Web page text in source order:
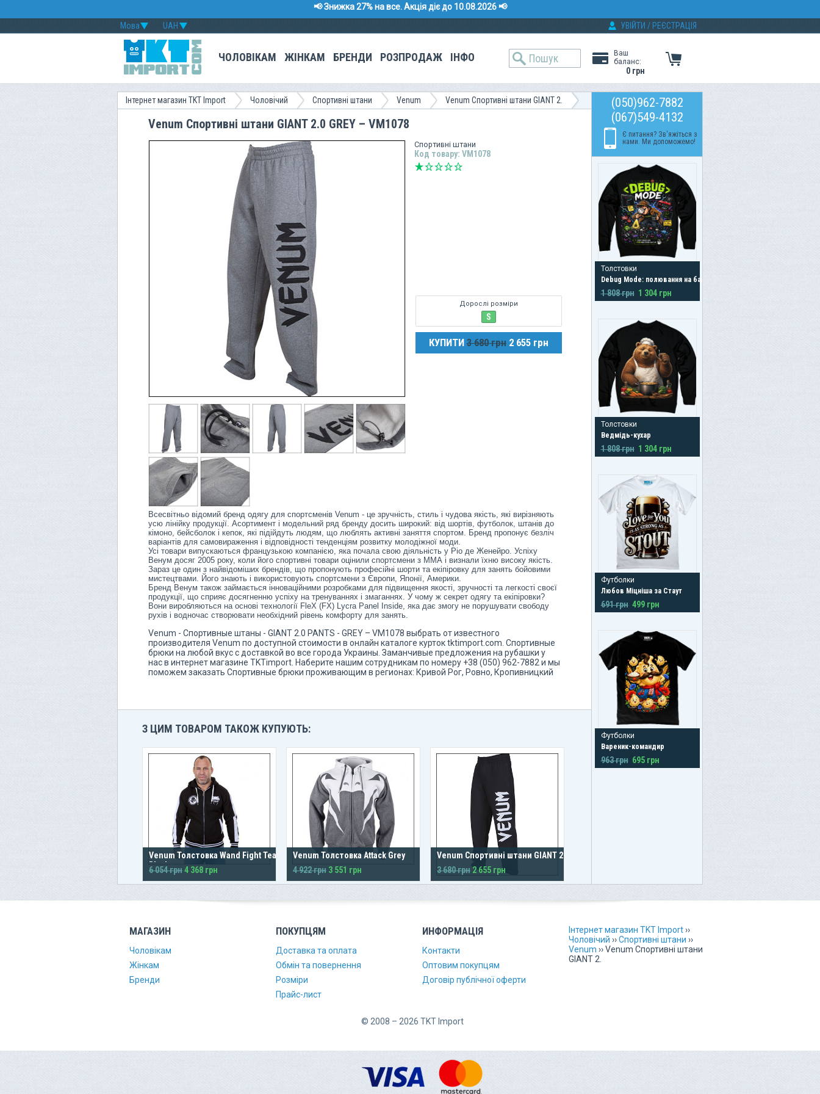
📢 Знижка 27% на все. Акція діє до 10.08.2026 📢
UAH
Мова УВІЙТИ / РЕЄСТРАЦІЯ
Ваш
баланс:
0 грн
ЧОЛОВІКАМ ЖІНКАМ БРЕНДИ РОЗПРОДАЖ ІНФО
Інтернет магазин TKT Import Чоловічий Спортивні штани Venum Venum Спортивні штани GIANT 2.
Venum Спортивні штани GIANT 2.0 GREY – VM1078
Спортивні штани
Код товару: VM1078
Дорослі розміри
S
КУПИТИ 3 680 грн 2 655 грн
Всесвітньо відомий бренд одягу для спортсменів Venum - це зручність, стиль і чудова якість, які вирізняють
усю лінійку продукції. Асортимент і модельний ряд бренду досить широкий: від шортів, футболок, штанів до
кімоно, бейсболок і кепок, які підійдуть людям, що люблять активні заняття спортом. Бренд пропонує безліч
варіантів для самовираження і відповідності тенденціям розвитку молодіжної моди.
Усі товари випускаються французькою компанією, яка почала свою діяльність у Ріо де Женейро. Успіху
Венум досяг 2005 року, коли його спортивні товари оцінили спортсмени з ММА і визнали їхню високу якість.
Зараз це один з найвідоміших брендів, що пропонують професійні шорти та екіпіровку для занять бойовими
мистецтвами. Його знають і використовують спортсмени з Європи, Японії, Америки.
Бренд Венум також займається інноваційними розробками для підвищення якості, зручності та легкості своєї
продукції, що сприяє досягненню успіху на тренуваннях і змаганнях. У чому ж секрет одягу та екіпіровки?
Вони виробляються на основі технології FleX (FX) Lycra Panel Inside, яка дає змогу не порушувати свободу
рухів і водночас створювати необхідний рівень комфорту для занять.
Venum - Спортивные штаны - GIANT 2.0 PANTS - GREY – VM1078 выбрать от известного
производителя Venum по доступной стоимости в онлайн каталоге курток tktimport.com. Спортивные
брюки на любой вкус с доставкой во все города Украины. Заманчивые предложения на рубашки у
нас в интернет магазине TKTimport. Наберите нашим сотрудникам по номеру +38 (050) 962-7882 и мы
поможем заказать Спортивные брюки проживающим в регионах: Кривой Рог, Ровно, Кропивницкий
З ЦИМ ТОВАРОМ ТАКОЖ КУПУЮТЬ:
Venum Толстовка Wand Fight Team
Black
6 054 грн4 368 грн
Venum Толстовка Attack Grey
4 922 грн 3 551 грн
Venum Спортивні штани GIANT 2.0
3 680 грн 2 655 грн
(050)962-7882
(067)549-4132
Є питання? Зв'яжіться з
нами. Ми допоможемо!
Толстовки
Debug Mode: полювання на баги
1 808 грн 1 304 грн
Толстовки
Ведмідь-кухар
1 808 грн 1 304 грн
Футболки
Любов Міцніша за Стаут
691 грн 499 грн
Футболки
Вареник-командир
963 грн 695 грн
МАГАЗИН
Чоловікам
Жінкам
Бренди
ПОКУПЦЯМ
Доставка та оплата
Обмін та повернення
Розміри
Прайс-лист
ИНФОРМАЦІЯ
Контакти
Оптовим покупцям
Договір публічної оферти
Інтернет магазин TKT Import››
Чоловічий ››Спортивні штани ››
Venum ››Venum Спортивні штани
GIANT 2.
© 2008 – 2026 TKT Import